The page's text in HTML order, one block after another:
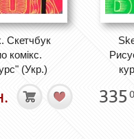
Скетчбук
комікс.
(Укр.)
335